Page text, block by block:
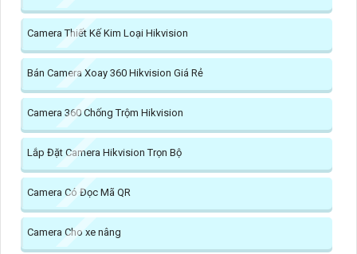
Camera Thiết Kế Kim Loại Hikvision
Bán Camera Xoay 360 Hikvision Giá Rẻ
Camera 360 Chống Trộm Hikvision
Lắp Đặt Camera Hikvision Trọn Bộ
Camera Có Đọc Mã QR
Camera Cho xe nâng